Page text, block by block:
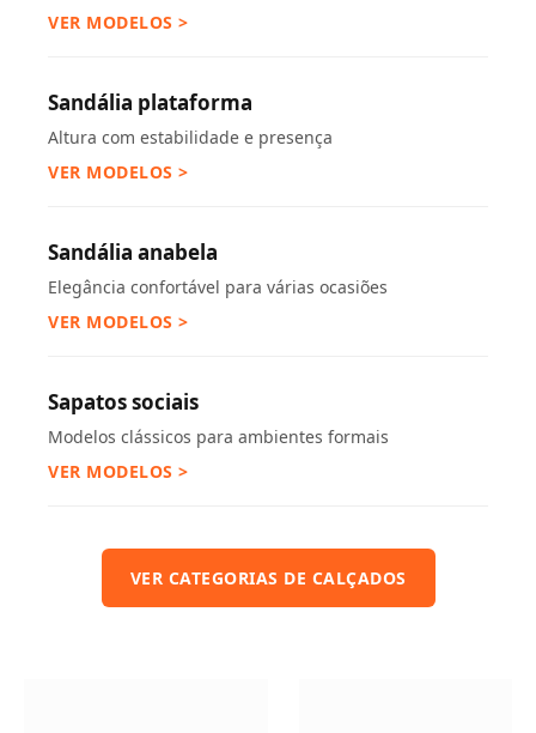
VER MODELOS >
Sandália plataforma
Altura com estabilidade e presença
VER MODELOS >
Sandália anabela
Elegância confortável para várias ocasiões
VER MODELOS >
Sapatos sociais
Modelos clássicos para ambientes formais
VER MODELOS >
VER CATEGORIAS DE CALÇADOS